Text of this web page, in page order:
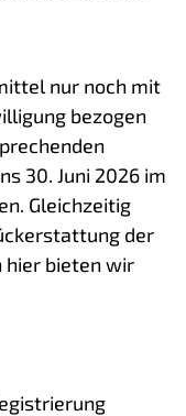
nur noch mit
bezogen
30. Juni 2026 im
Gleichzeitig
der
bieten wir